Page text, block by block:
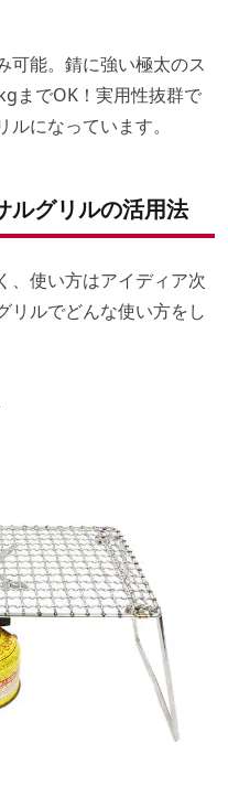
可能。錆に強い極太のス
までOK！実用性抜群で
になっています。
ルグリルの活用法
、使い方はアイディア次
リルでどんな使い方をし